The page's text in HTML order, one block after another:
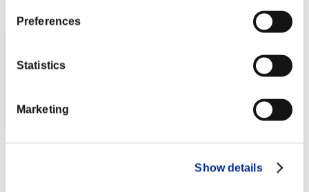
Preferences
Statistics
Marketing
Show details